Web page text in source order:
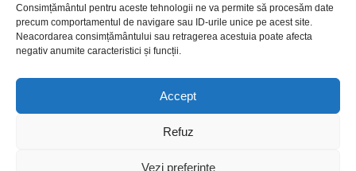
Consimțământul pentru aceste tehnologii ne va permite să procesăm date
precum comportamentul de navigare sau ID-urile unice pe acest site.
Neacordarea consimțământului sau retragerea acestuia poate afecta
negativ anumite caracteristici și funcții.
Accept
Refuz
Vezi preferințe
Utile
Declarație cookie-uri